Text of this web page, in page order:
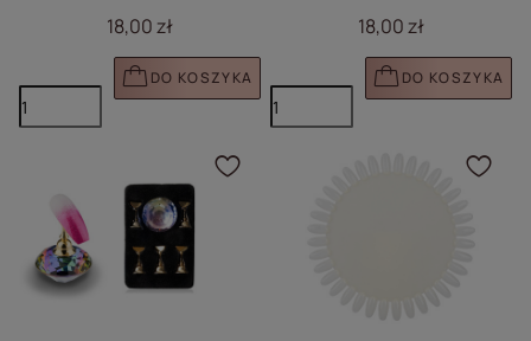
18,00 zł
DO KOSZYKA
18,00 zł
DO KOSZYKA
Kliknij, aby dodać